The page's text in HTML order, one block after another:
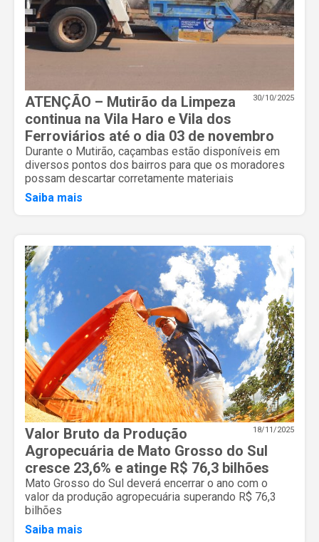
30/10/2025
ATENÇÃO – Mutirão da Limpeza
continua na Vila Haro e Vila dos
Ferroviários até o dia 03 de novembro
Durante o Mutirão, caçambas estão disponíveis em
diversos pontos dos bairros para que os moradores
possam descartar corretamente materiais
Saiba mais
18/11/2025
Valor Bruto da Produção
Agropecuária de Mato Grosso do Sul
cresce 23,6% e atinge R$ 76,3 bilhões
Mato Grosso do Sul deverá encerrar o ano com o
valor da produção agropecuária superando R$ 76,3
bilhões
Saiba mais